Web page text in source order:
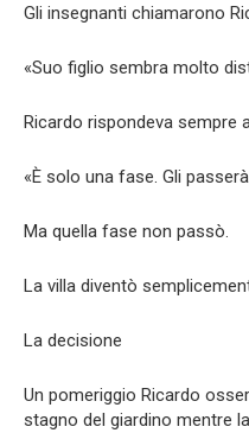
Gli insegnanti chiamarono
«Suo figlio sembra molto
Ricardo rispondeva sempre
«È solo una fase. Gli
Ma quella fase non passò.
La villa diventò
La decisione
Un pomeriggio Ricardo
stagno del giardino mentre